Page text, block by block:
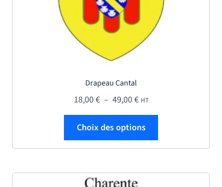
Drapeau Cantal
18,00€ – 49,00€Plage de prix : 18,00 €
HT
Choix des options